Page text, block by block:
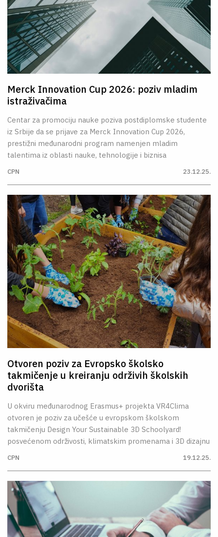
Merck Innovation Cup 2026: poziv mladim
istraživačima
Centar za promociju nauke poziva postdiplomske studente
iz Srbije da se prijave za Merck Innovation Cup 2026,
prestižni međunarodni program namenjen mladim
talentima iz oblasti nauke, tehnologije i biznisa
CPN 23.12.25.
Otvoren poziv za Evropsko školsko
takmičenje u kreiranju održivih školskih
dvorišta
U okviru međunarodnog Erasmus+ projekta VR4Clima
otvoren je poziv za učešće u evropskom školskom
takmičenju Design Your Sustainable 3D Schoolyard!
posvećenom održivosti, klimatskim promenama i 3D dizajnu
CPN 19.12.25.